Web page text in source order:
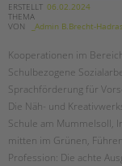
NEWS/BLOG
Briefe an Kai
PRESSE
Magazin
KONTAKT
ERSTELLT 06.02.2024
THEMA
VON
_Admin B.Brecht-
Kooperationen im
Schulbezogene
Sprachförderung für
Die Näh- und
Schule am Mummelsoll,
mitten im Grünen,
Profession: Die achte